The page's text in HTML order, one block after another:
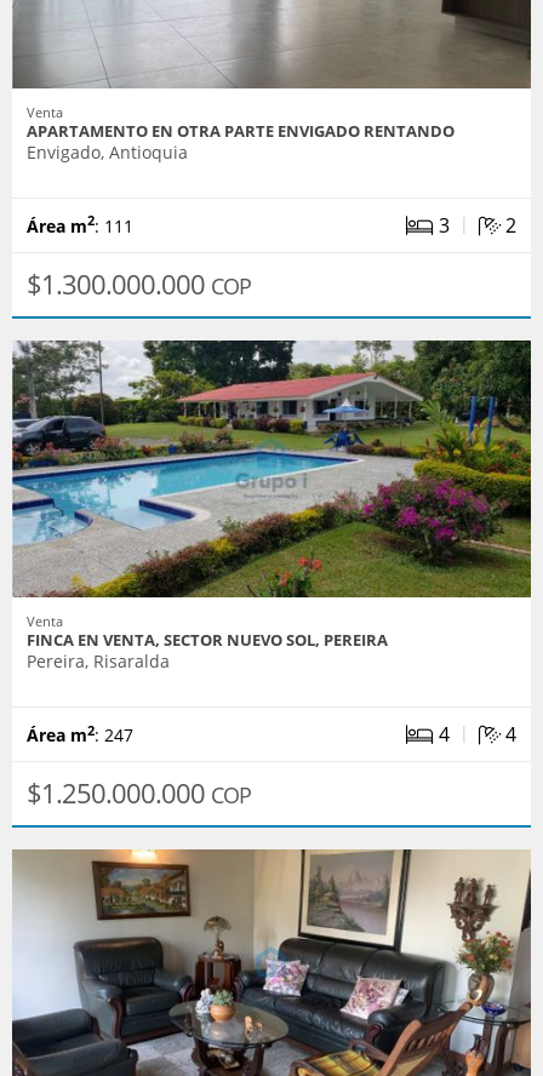
Venta
APARTAMENTO EN OTRA PARTE ENVIGADO RENTANDO
Envigado, Antioquia
Área m2: 111 3 | 2
$1.300.000.000 COP
Venta
FINCA EN VENTA, SECTOR NUEVO SOL, PEREIRA
Pereira, Risaralda
Área m2: 247 4 | 4
$1.250.000.000 COP